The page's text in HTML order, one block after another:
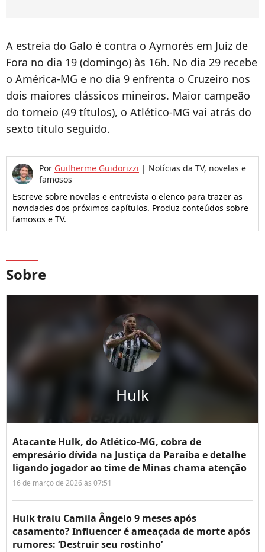
A estreia do Galo é contra o Aymorés em Juiz de
Fora no dia 19 (domingo) às 16h. No dia 29 recebe
o América-MG e no dia 9 enfrenta o Cruzeiro nos
dois maiores clássicos mineiros. Maior campeão
do torneio (49 títulos), o Atlético-MG vai atrás do
sexto título seguido.
Por Guilherme Guidorizzi | Notícias da TV, novelas e
famosos
Escreve sobre novelas e entrevista o elenco para trazer as
novidades dos próximos capítulos. Produz conteúdos sobre
famosos e TV.
Sobre
Hulk
Atacante Hulk, do Atlético-MG, cobra de
empresário dívida na Justiça da Paraíba e detalhe
ligando jogador ao time de Minas chama atenção
16 de março de 2026 às 07:51
Hulk traiu Camila Ângelo 9 meses após
casamento? Influencer é ameaçada de morte após
rumores: ‘Destruir seu rostinho’